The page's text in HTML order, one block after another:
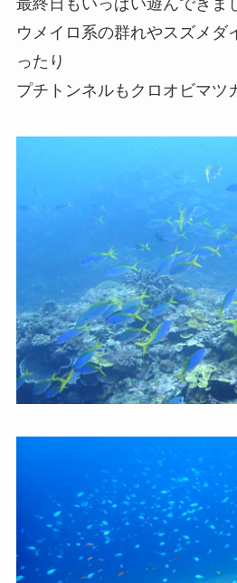
ウメイロ系の群れやスズメダ
ったり
プチトンネルもクロオビマツ